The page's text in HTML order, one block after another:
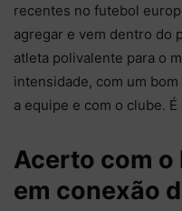
recentes no futebol
agregar e vem dentro do
atleta polivalente para o
intensidade, com um
a equipe e com o clube.
Acerto com o
em conexão